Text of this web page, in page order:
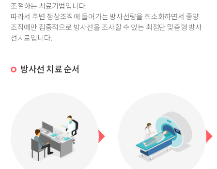
조절하는 치료기법입니다.
따라서 주변 정상조직에 들어가는 방사선량을 최소화하면서 종양
조직에만 집중적으로 방사선을 조사할 수 있는 최첨단 맞춤형 방사
선치료입니다.
방사선 치료 순서